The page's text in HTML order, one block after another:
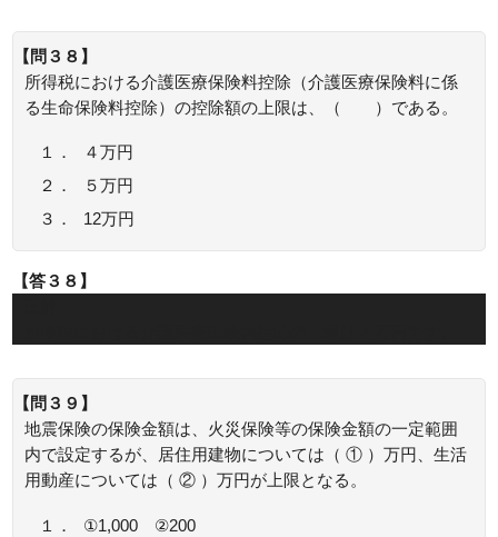
【問３８】
所得税における介護医療保険料控除（介護医療保険料に係
る生命保険料控除）の控除額の上限は、（ ）である。
１．
４万円
２．
５万円
３．
12万円
【答３８】
【問３９】
地震保険の保険金額は、火災保険等の保険金額の一定範囲
内で設定するが、居住用建物については（ ① ）万円、生活
用動産については（ ② ）万円が上限となる。
１．
①1,000 ②200